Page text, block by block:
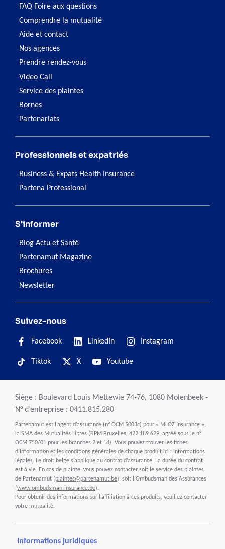
FAQ Foire aux questions
Comprendre la mutualité
Aide et contact
Nos agences
Prendre rendez-vous
Video Call
Service des plaintes
Bornes
Partenariats
Professionnels et expatriés
Business & Expats Health Insurance
Partena Professional
S'informer
Blog Actu et Santé
Partenamut Magazine
Brochures
Newsletter
Suivez-nous
Facebook LinkedIn Instagram
Tiktok X Youtube
Siège : Boulevard Louis Mettewie 74-76, 1080 Molenbeek -
N° d’entreprise : 0411.815.280
Partenamut est l’agent d’assurance (n° OCM 5003c) pour « MLOZ Insurance »,
la SMA des Mutualités Libres (RPM Bruxelles, 422.189.629, agréé sous le n°
OCM 750/01 pour les branches 2 et 18). Vous pouvez trouver les fiches
d’information et les conditions générales de chaque produit ici : Informations
légales. Le droit belge s’applique au contrat d’assurance. La durée du contrat
est à vie. En cas de plainte, vous pouvez contacter soit le service des plaintes
de Partenamut (plaintes@partenamut.be), soit l’Ombudsman des Assurances
(www.ombudsman-insurance.be).
Pour obtenir des informations sur l’affiliation à ces produits, veuillez contacter
votre mutualité.
Informations juridiques